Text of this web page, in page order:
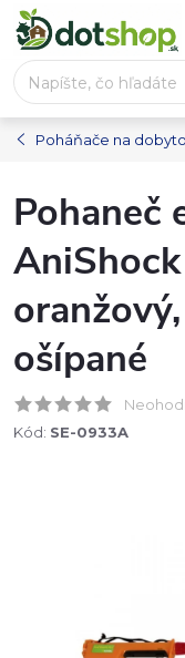
Prejsť
na
obsah
Poháňače na
Pohaneč
ošípané
Kód: SE-0933A